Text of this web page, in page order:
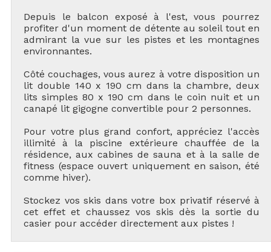
Depuis le balcon exposé à l'est, vous pourrez
profiter d'un moment de détente au soleil tout en
admirant la vue sur les pistes et les montagnes
environnantes.
Côté couchages, vous aurez à votre disposition un
lit double 140 x 190 cm dans la chambre, deux
lits simples 80 x 190 cm dans le coin nuit et un
canapé lit gigogne convertible pour 2 personnes.
Pour votre plus grand confort, appréciez l'accès
illimité à la piscine extérieure chauffée de la
résidence, aux cabines de sauna et à la salle de
fitness (espace ouvert uniquement en saison, été
comme hiver).
Stockez vos skis dans votre box privatif réservé à
cet effet et chaussez vos skis dès la sortie du
casier pour accéder directement aux pistes !